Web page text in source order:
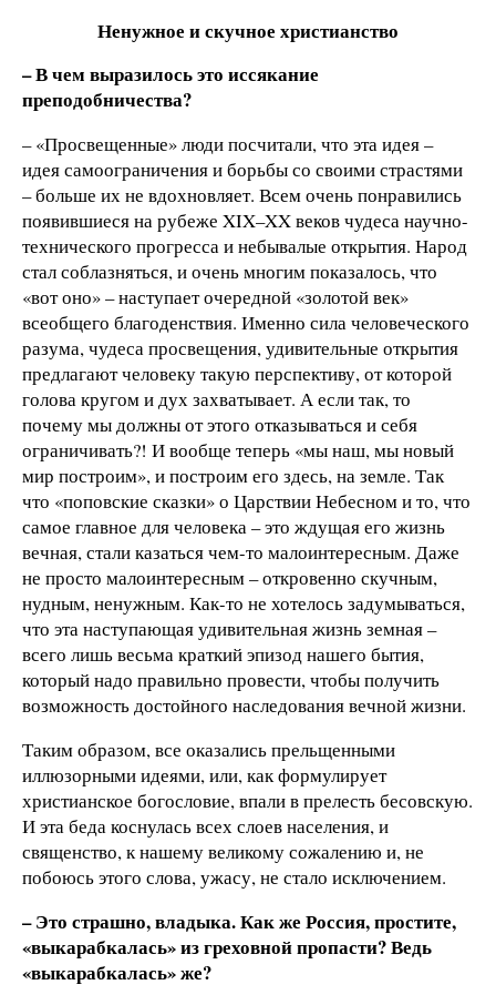
Ненужное и скучное христианство
– В чем выразилось это иссякание
преподобничества?
– «Просвещенные» люди посчитали, что эта идея –
идея самоограничения и борьбы со своими страстями
– больше их не вдохновляет. Всем очень понравились
появившиеся на рубеже XIX–XX веков чудеса научно-
технического прогресса и небывалые открытия. Народ
стал соблазняться, и очень многим показалось, что
«вот оно» – наступает очередной «золотой век»
всеобщего благоденствия. Именно сила человеческого
разума, чудеса просвещения, удивительные открытия
предлагают человеку такую перспективу, от которой
голова кругом и дух захватывает. А если так, то
почему мы должны от этого отказываться и себя
ограничивать?! И вообще теперь «мы наш, мы новый
мир построим», и построим его здесь, на земле. Так
что «поповские сказки» о Царствии Небесном и то, что
самое главное для человека – это ждущая его жизнь
вечная, стали казаться чем-то малоинтересным. Даже
не просто малоинтересным – откровенно скучным,
нудным, ненужным. Как-то не хотелось задумываться,
что эта наступающая удивительная жизнь земная –
всего лишь весьма краткий эпизод нашего бытия,
который надо правильно провести, чтобы получить
возможность достойного наследования вечной жизни.
Таким образом, все оказались прельщенными
иллюзорными идеями, или, как формулирует
христианское богословие, впали в прелесть бесовскую.
И эта беда коснулась всех слоев населения, и
священство, к нашему великому сожалению и, не
побоюсь этого слова, ужасу, не стало исключением.
– Это страшно, владыка. Как же Россия, простите,
«выкарабкалась» из греховной пропасти? Ведь
«выкарабкалась» же?